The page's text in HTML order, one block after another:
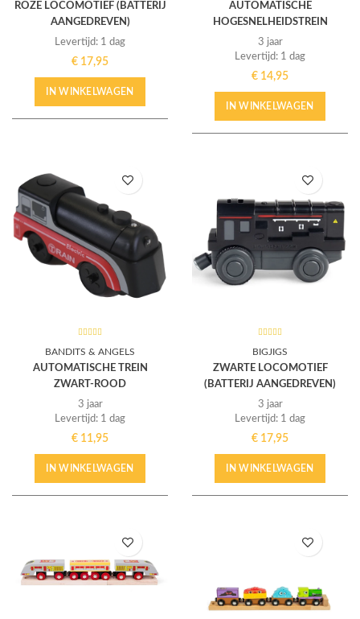
ROZE LOCOMOTIEF (BATTERIJ
AANGEDREVEN)
Levertijd: 1 dag
€ 17,95
IN WINKELWAGEN
AUTOMATISCHE
HOGESNELHEIDSTREIN
3 jaar
Levertijd: 1 dag
€ 14,95
IN WINKELWAGEN
BANDITS & ANGELS
AUTOMATISCHE TREIN
ZWART-ROOD
3 jaar
Levertijd: 1 dag
€ 11,95
IN WINKELWAGEN
BIGJIGS
ZWARTE LOCOMOTIEF
(BATTERIJ AANGEDREVEN)
3 jaar
Levertijd: 1 dag
€ 17,95
IN WINKELWAGEN